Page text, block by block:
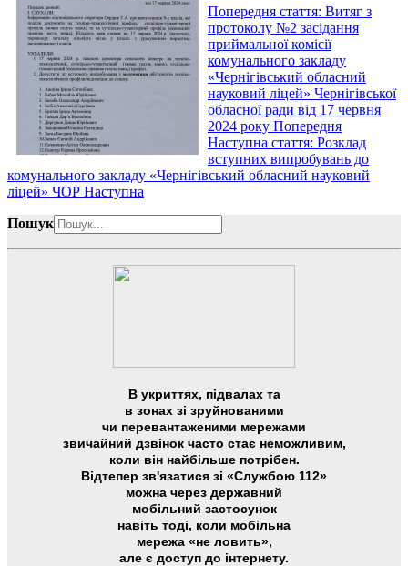
Попередня стаття: Витяг з
протоколу №2 засідання
приймальної комісії
комунального закладу
«Чернігівський обласний
науковий ліцей» Чернігівської
обласної ради від 17 червня
2024 року Попередня
Наступна стаття: Розклад
вступних випробувань до
комунального закладу «Чернігівський обласний науковий
ліцей» ЧОР Наступна
Пошук
В укриттях, підвалах та
в зонах зі зруйнованими
чи перевантаженими мережами
звичайний дзвінок часто стає неможливим,
коли він найбільше потрібен.
Відтепер зв'язатися зі «Службою 112»
можна через державний
мобільний застосунок
навіть тоді, коли мобільна
мережа «не ловить»,
але є доступ до інтернету.